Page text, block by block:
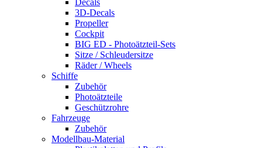
Decals
3D-Decals
Propeller
Cockpit
BIG ED - Photoätzteil-Sets
Sitze / Schleudersitze
Räder / Wheels
Schiffe
Zubehör
Photoätzteile
Geschützrohre
Fahrzeuge
Zubehör
Modellbau-Material